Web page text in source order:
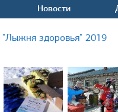
Новости
"Лыжня здоровья" 2019